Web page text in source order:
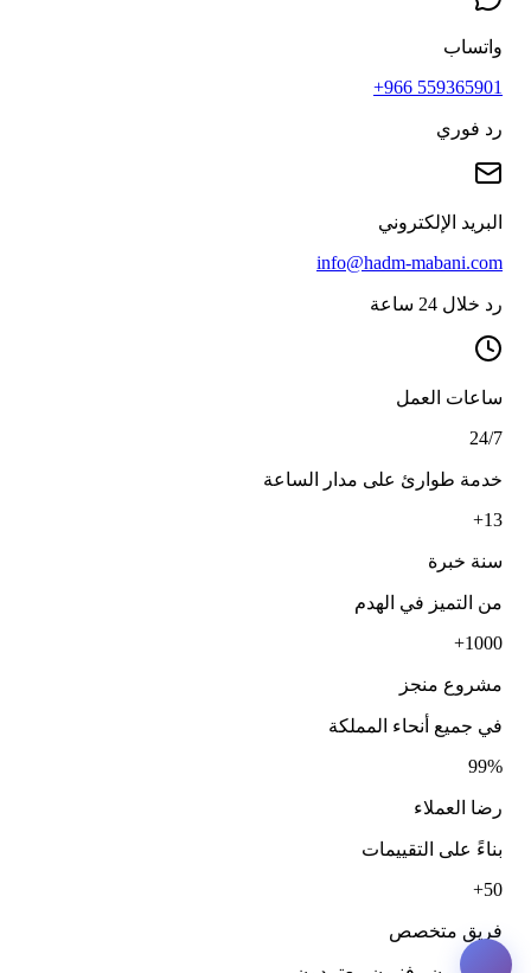
واتساب
+966 559365901
رد فوري
البريد الإلكتروني
info@hadm-mabani.com
رد خلال 24 ساعة
ساعات العمل
24/7
خدمة طوارئ على مدار الساعة
13+
سنة خبرة
من التميز في الهدم
1000+
مشروع منجز
في جميع أنحاء المملكة
99%
رضا العملاء
بناءً على التقييمات
50+
فريق متخصص